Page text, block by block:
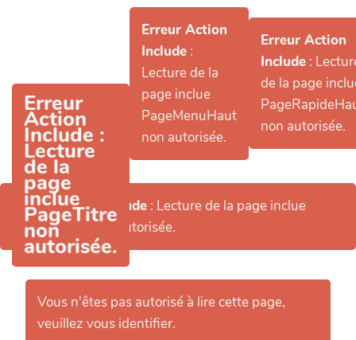
Erreur
Action
Include :
Lecture
de la
page
inclue
PageTitre
non
autorisée.
Erreur Action
Include :
Lecture de la
page inclue
PageMenuHaut
non autorisée.
Erreur Action
Include :
de la page
non autorisée.
Erreur Action Include : Lecture de la page inclue
PageHeader non autorisée.
Vous n'êtes pas autorisé à lire cette page,
veuillez vous identifier.